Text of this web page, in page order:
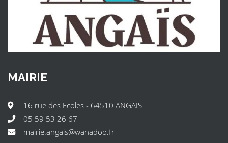
MAIRIE
16 rue des Ecoles - 64510 ANGAIS
05 59 53 26 67
mairie.angais@wanadoo.fr